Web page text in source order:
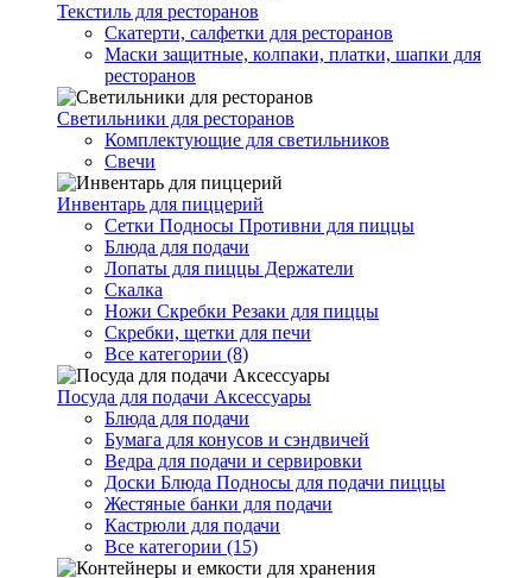
Текстиль для ресторанов
Скатерти, салфетки для ресторанов
Маски защитные, колпаки, платки, шапки для
ресторанов
Светильники для ресторанов
Комплектующие для светильников
Свечи
Инвентарь для пиццерий
Сетки Подносы Противни для пиццы
Блюда для подачи
Лопаты для пиццы Держатели
Скалка
Ножи Скребки Резаки для пиццы
Скребки, щетки для печи
Все категории (8)
Посуда для подачи Аксессуары
Блюда для подачи
Бумага для конусов и сэндвичей
Ведра для подачи и сервировки
Доски Блюда Подносы для подачи пиццы
Жестяные банки для подачи
Кастрюли для подачи
Все категории (15)